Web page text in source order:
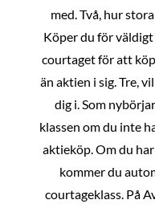
med. Två, hur
Köper du för
courtaget för att
än aktien i sig. Tre,
dig i. Som
klassen om du inte
aktieköp. Om du
kommer du
courtageklass. På